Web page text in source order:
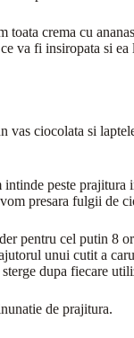
toata crema cu
va fi insiropata si ea
vas ciocolata si
peste prajitura
presara fulgii de
pentru cel putin 8
unui cutit a
dupa fiecare
de prajitura.